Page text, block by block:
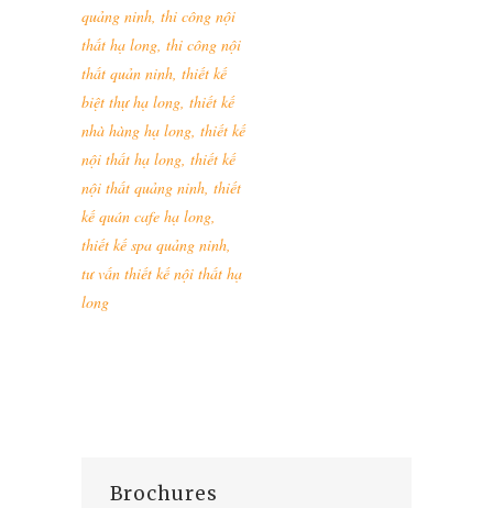
quảng ninh, thi công nội
thất hạ long, thi công nội
thất quản ninh, thiết kế
biệt thự hạ long, thiết kế
nhà hàng hạ long, thiết kế
nội thất hạ long, thiết kế
nội thất quảng ninh, thiết
kế quán cafe hạ long,
thiết kế spa quảng ninh,
tư vấn thiết kế nội thất hạ
long
Brochures